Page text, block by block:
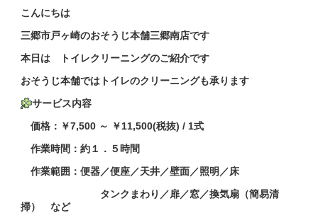
こんにちは
三郷市戸ヶ崎のおそうじ本舗三郷南店です
本日は トイレクリーニングのご紹介です
おそうじ本舗ではトイレのクリーニングも承ります
サービス内容
価格：￥7,500 ～ ￥11,500(税抜) / 1式
作業時間：約１．５時間
作業範囲：便器／便座／天井／壁面／照明／床
タンクまわり／扉／窓／換気扇（簡易清
掃） など